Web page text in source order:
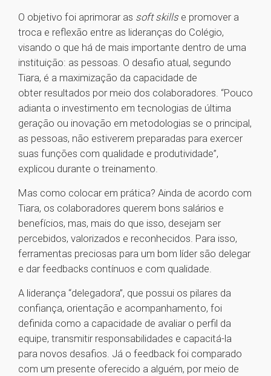
O objetivo foi aprimorar as soft skills e promover a
troca e reflexão entre as lideranças do Colégio,
visando o que há de mais importante dentro de uma
instituição: as pessoas. O desafio atual, segundo
Tiara, é a maximização da capacidade de
obter resultados por meio dos colaboradores. “Pouco
adianta o investimento em tecnologias de última
geração ou inovação em metodologias se o principal,
as pessoas, não estiverem preparadas para exercer
suas funções com qualidade e produtividade”,
explicou durante o treinamento.
Mas como colocar em prática? Ainda de acordo com
Tiara, os colaboradores querem bons salários e
benefícios, mas, mais do que isso, desejam ser
percebidos, valorizados e reconhecidos. Para isso,
ferramentas preciosas para um bom líder são delegar
e dar feedbacks contínuos e com qualidade.
A liderança “delegadora”, que possui os pilares da
confiança, orientação e acompanhamento, foi
definida como a capacidade de avaliar o perfil da
equipe, transmitir responsabilidades e capacitá-la
para novos desafios. Já o feedback foi comparado
com um presente oferecido a alguém, por meio de